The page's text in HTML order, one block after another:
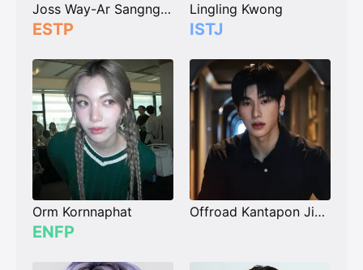
Joss Way-Ar Sangngern
ESTP
Lingling Kwong
ISTJ
Orm Kornnaphat
ENFP
Offroad Kantapon Jindataweephol